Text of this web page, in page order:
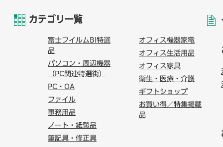
カテゴリ一覧
富士フイルムBI特選
品
パソコン・周辺機器
（PC関連特選街）
PC・OA
ファイル
事務用品
ノート・紙製品
筆記具・修正具
オフィス機器家電
オフィス生活用品
オフィス家具
衛生・医療・介護
ギフトショップ
お買い得／特集掲載
品